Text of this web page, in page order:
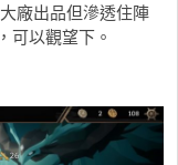
廠出品但滲透住陣
可以觀望下。